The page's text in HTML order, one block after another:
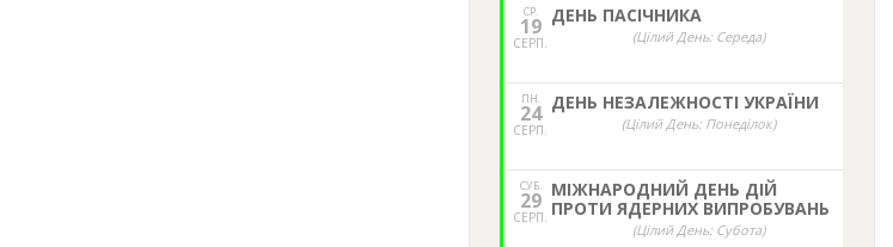
СР.
19
СЕРП.
ДЕНЬ ПАСІЧНИКА
(Цілий День: Середа)
ПН.
24
СЕРП.
ДЕНЬ НЕЗАЛЕЖНОСТІ УКРАЇНИ
(Цілий День: Понеділок)
СУБ.
29
СЕРП.
МІЖНАРОДНИЙ ДЕНЬ ДІЙ
ПРОТИ ЯДЕРНИХ ВИПРОБУВАНЬ
(Цілий День: Субота)